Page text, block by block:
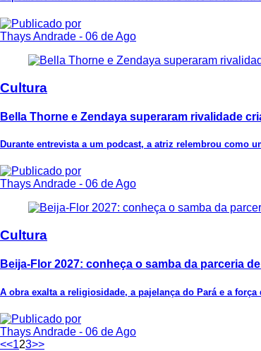
Thays Andrade - 06 de Ago
Cultura
Bella Thorne e Zendaya superaram rivalidade
Durante entrevista a um podcast, a atriz relembrou como
Thays Andrade - 06 de Ago
Cultura
Beija-Flor 2027: conheça o samba da parceria
A obra exalta a religiosidade, a pajelança do Pará e a
Thays Andrade - 06 de Ago
<<123>>